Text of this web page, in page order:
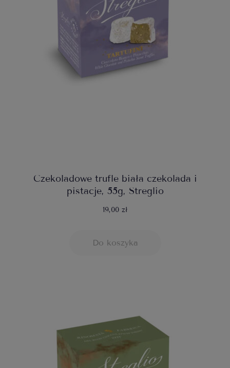
Czekoladowe trufle biała czekolada i
pistacje, 55g, Streglio
19,00 zł
Do koszyka